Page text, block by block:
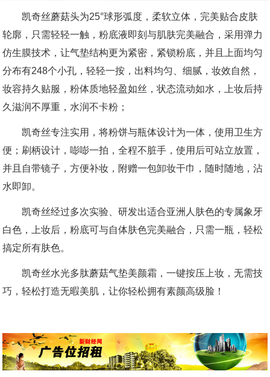
凯奇丝蘑菇头为25°球形弧度，柔软立体，完美贴合皮肤
轮廓，只需轻轻一触，粉底液即刻与肌肤完美融合，采用弹力
仿生膜技术，让气垫结构更为紧密，紧锁粉底，并且上面均匀
分布有248个小孔，轻轻一按，出料均匀、细腻，妆效自然，
妆容持久贴服，粉体质地轻盈如丝，状态流动如水，上妆后持
久滋润不厚重，水润不卡粉；
凯奇丝专注实用，将粉饼与瓶体设计为一体，使用卫生方
便；刷柄设计，嘭嘭一拍，全程不脏手，使用后可站立放置，
并且自带镜子，方便补妆，附赠一包卸妆干巾，随时随地，沾
水即卸。
凯奇丝经过多次实验、研发出适合亚洲人肤色的专属象牙
白色，上妆后，粉底可与自体肤色完美融合，只需一瓶，轻松
搞定所有肤色。
凯奇丝水光多肽蘑菇气垫美颜霜，一键按压上妆，无需技
巧，轻松打造无暇美肌，让你轻松拥有素颜高级脸！